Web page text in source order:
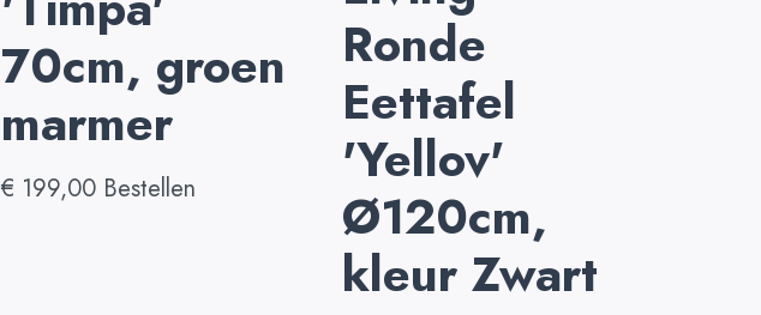
70cm, groen
marmer
€ 199,00 Bestellen
Ronde
Eettafel
'Yellov'
Ø120cm,
kleur Zwart